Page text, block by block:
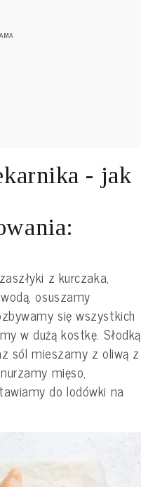
- jak
z kurczaka,
osuszamy
się wszystkich
w dużą kostkę. Słodką
sól mieszamy z oliwą z
mięso,
do lodówki na